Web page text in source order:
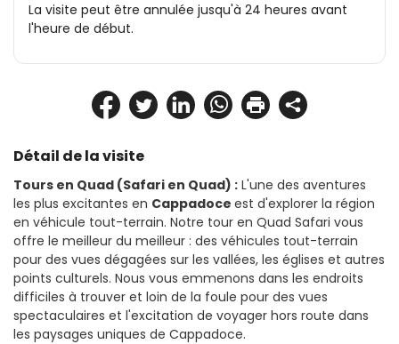
Détail de la visite
Tours en Quad (Safari en Quad) : L'une des aventures
les plus excitantes en Cappadoce est d'explorer la région
en véhicule tout-terrain. Notre tour en Quad Safari vous
offre le meilleur du meilleur : des véhicules tout-terrain
pour des vues dégagées sur les vallées, les églises et autres
points culturels. Nous vous emmenons dans les endroits
difficiles à trouver et loin de la foule pour des vues
spectaculaires et l'excitation de voyager hors route dans
les paysages uniques de Cappadoce.
La visite peut être annulée jusqu'à 24 heures avant
l'heure de début.